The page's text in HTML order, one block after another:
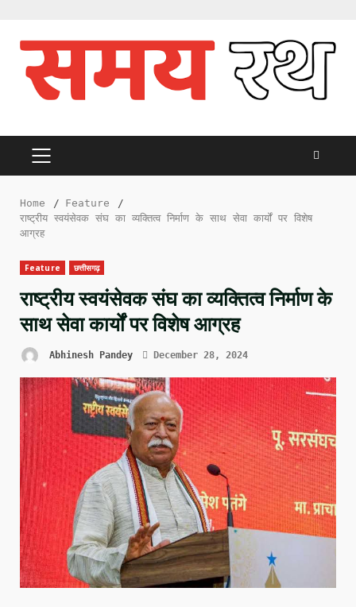
content
PRIMARY
Home
Feature
राष्ट्रीय स्वयंसेवक संघ का व्यक्तित्व निर्माण के साथ सेवा कार्यों पर विशेष
आग्रह
Feature छत्तीसगढ़
राष्ट्रीय स्वयंसेवक संघ का व्यक्तित्व निर्माण के
साथ सेवा कार्यों पर विशेष आग्रह
Abhinesh Pandey December 28, 2024